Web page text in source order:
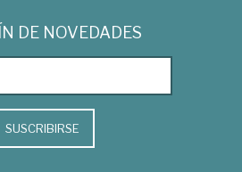
DE NOVEDADES
SUSCRIBIRSE